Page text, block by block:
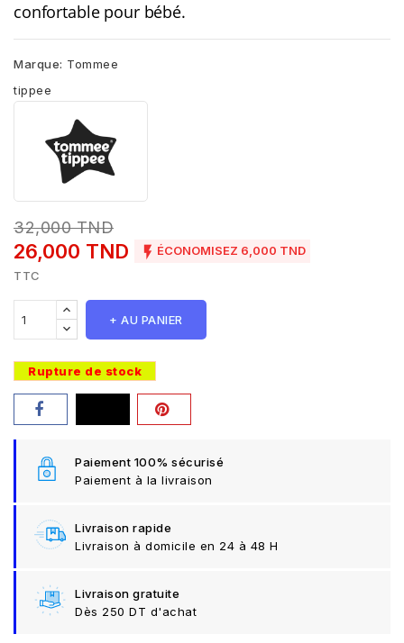
confortable pour bébé.
Marque: Tommee
tippee
32,000 TND
26,000 TND  ÉCONOMISEZ 6,000 TND
TTC
+ AU PANIER
Rupture de stock
Paiement 100% sécurisé
Paiement à la livraison
Livraison rapide
Livraison à domicile en 24 à 48 H
Livraison gratuite
Dès 250 DT d'achat